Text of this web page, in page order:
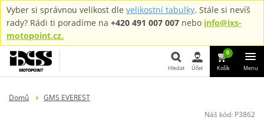
Vyber si správnou velikost dle velikostní tabulky. Stále si nevíš
rady? Rádi ti poradíme na +420 491 007 007 nebo info@ixs-
motopoint.cz.
Hledat Účet
0
Košík Menu
Domů
GMS EVEREST
Náš kód: P3862